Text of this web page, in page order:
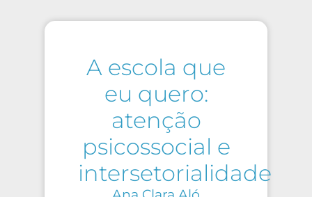
A escola que
eu quero:
atenção
psicossocial e
intersetorialidade